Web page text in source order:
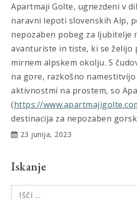
Apartmaji Golte, ugnezdeni v
naravni lepoti slovenskih Alp,
nepozaben pobeg za ljubitelje
avanturiste in tiste, ki se želijo
mirnem alpskem okolju. S
na gore, razkošno
aktivnostmi na prostem, so
(https://
destinacija za nepozaben
23 junija, 2023
Iskanje
Išči: